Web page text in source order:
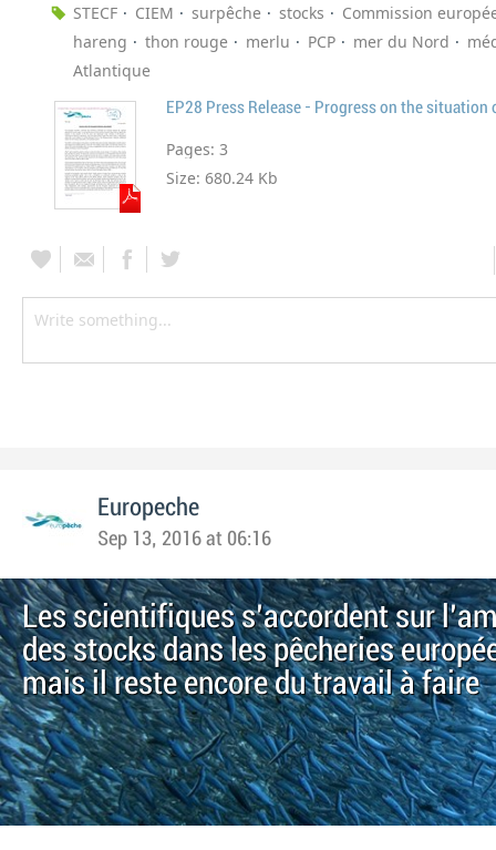
STECF
CIEM surpêche stocks
Commission
hareng
thon rouge merlu PCP mer du Nord
Atlantique
EP28 Press Release - Progress on the
Pages: 3
Size: 680.24 Kb
Europeche
Sep 13, 2016 at 06:16
Les scientifiques s'accordent sur
des stocks dans les pêcheries
mais il reste encore du travail à faire